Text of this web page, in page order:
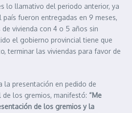
lo llamativo del periodo anterior, ya
país fueron entregadas en 9 meses,
vivienda con 4 o 5 años sin
el gobierno provincial tiene que
terminar las viviendas para favor de
la presentación en pedido de
de los gremios, manifestó: “Me
de los gremios y la